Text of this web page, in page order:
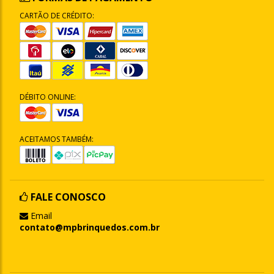
CARTÃO DE CRÉDITO:
DÉBITO ONLINE:
ACEITAMOS TAMBÉM:
FALE CONOSCO
Email
contato@mpbrinquedos.com.br